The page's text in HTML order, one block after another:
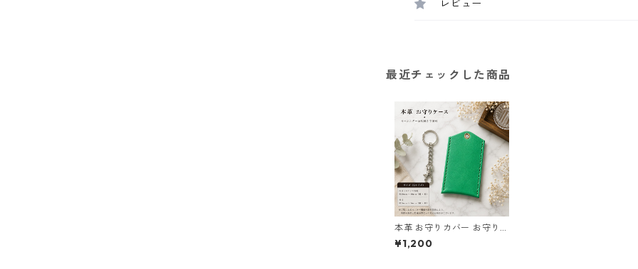
レビュー
最近チェックした商品
本革 お守りカバー お守り袋
グリーン l127 レザー お守
りケース AirTag収納 ハン
¥1,200